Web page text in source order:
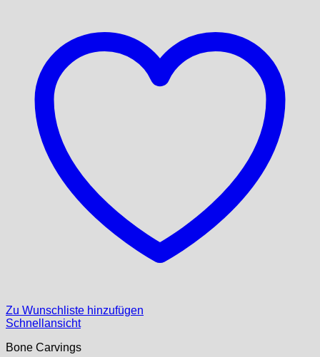
Zu Wunschliste hinzufügen
Schnellansicht
Bone Carvings